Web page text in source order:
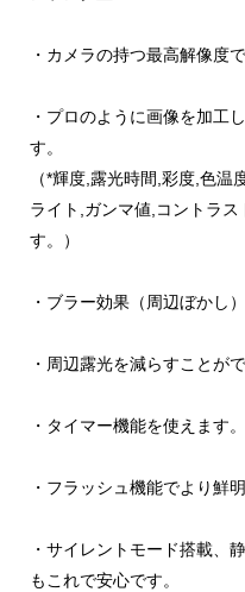
・カメラの持つ最高解像度
・プロのように画像を加工
す。
（*輝度,露光時間,彩度,色
ライト,ガンマ値,コントラ
す。）
・ブラー効果（周辺ぼかし
・周辺露光を減らすことがで
・タイマー機能を使えます。
・フラッシュ機能でより鮮
・サイレントモード搭載、
もこれで安心です。